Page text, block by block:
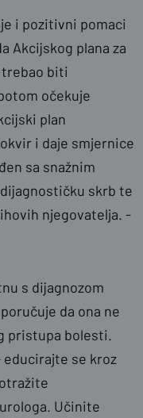
i pozitivni pomaci
Akcijskog plana za
trebao biti
očekuje
plan
i daje smjernice
sa snažnim
skrb te
njegovatelja. -
s dijagnozom
da ona ne
pristupa bolesti.
educirajte se kroz
Učinite